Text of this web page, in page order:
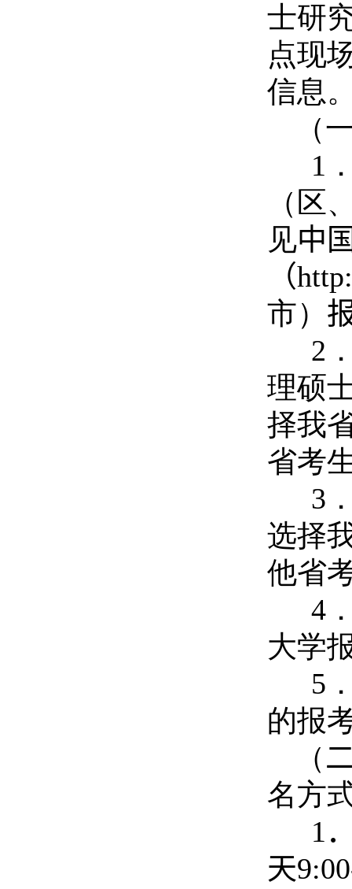
士研
点现
信息
（
1
（区
见中
（
市）
2
理硕
择我
省考
3
选择
他省
4
大学
5
的报
（
名方
1
天